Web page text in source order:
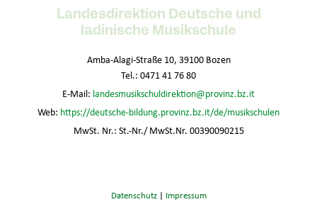
Landesdirektion Deutsche und
ladinische Musikschule
Amba-Alagi-Straße 10, 39100 Bozen
Tel.: 0471 41 76 80
E-Mail: landesmusikschuldirektion@provinz.bz.it
Web: https://deutsche-bildung.provinz.bz.it/de/musikschulen
MwSt. Nr.: St.-Nr./ MwSt.Nr. 00390090215
Datenschutz| Impressum